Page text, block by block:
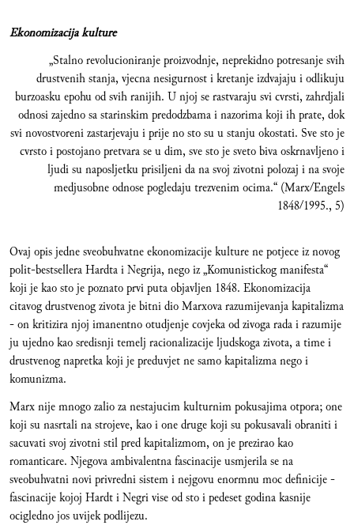
Ekonomizacija kulture
„Stalno revolucioniranje proizvodnje, neprekidno potresanje svih
drustvenih stanja, vjecna nesigurnost i kretanje izdvajaju i odlikuju
burzoasku epohu od svih ranijih. U njoj se rastvaraju svi cvrsti, zahrdjali
odnosi zajedno sa starinskim predodzbama i nazorima koji ih prate, dok
svi novostvoreni zastarjevaju i prije no sto su u stanju okostati. Sve sto je
cvrsto i postojano pretvara se u dim, sve sto je sveto biva oskrnavljeno i
ljudi su naposljetku prisiljeni da na svoj zivotni polozaj i na svoje
medjusobne odnose pogledaju trezvenim ocima.“ (Marx/Engels
1848/1995., 5)
Ovaj opis jedne sveobuhvatne ekonomizacije kulture ne potjece iz novog
polit-bestsellera Hardta i Negrija, nego iz „Komunistickog manifesta“
koji je kao sto je poznato prvi puta objavljen 1848. Ekonomizacija
citavog drustvenog zivota je bitni dio Marxova razumijevanja kapitalizma
- on kritizira njoj imanentno otudjenje covjeka od zivoga rada i razumije
ju ujedno kao sredisnji temelj racionalizacije ljudskoga zivota, a time i
drustvenog napretka koji je preduvjet ne samo kapitalizma nego i
komunizma.
Marx nije mnogo zalio za nestajucim kulturnim pokusajima otpora; one
koji su nasrtali na strojeve, kao i one druge koji su pokusavali obraniti i
sacuvati svoj zivotni stil pred kapitalizmom, on je prezirao kao
romanticare. Njegova ambivalentna fascinacije usmjerila se na
sveobuhvatni novi privredni sistem i nejgovu enormnu moc definicije -
fascinacije kojoj Hardt i Negri vise od sto i pedeset godina kasnije
ocigledno jos uvijek podlijezu.